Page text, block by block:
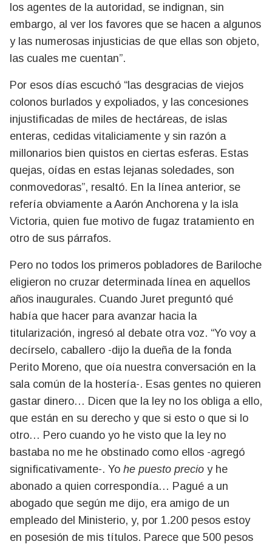
los agentes de la autoridad, se indignan, sin
embargo, al ver los favores que se hacen a algunos
y las numerosas injusticias de que ellas son objeto,
las cuales me cuentan”.
Por esos días escuchó “las desgracias de viejos
colonos burlados y expoliados, y las concesiones
injustificadas de miles de hectáreas, de islas
enteras, cedidas vitaliciamente y sin razón a
millonarios bien quistos en ciertas esferas. Estas
quejas, oídas en estas lejanas soledades, son
conmovedoras”, resaltó. En la línea anterior, se
refería obviamente a Aarón Anchorena y la isla
Victoria, quien fue motivo de fugaz tratamiento en
otro de sus párrafos.
Pero no todos los primeros pobladores de Bariloche
eligieron no cruzar determinada línea en aquellos
años inaugurales. Cuando Juret preguntó qué
había que hacer para avanzar hacia la
titularización, ingresó al debate otra voz. “Yo voy a
decírselo, caballero -dijo la dueña de la fonda
Perito Moreno, que oía nuestra conversación en la
sala común de la hostería-. Esas gentes no quieren
gastar dinero… Dicen que la ley no los obliga a ello,
que están en su derecho y que si esto o que si lo
otro… Pero cuando yo he visto que la ley no
bastaba no me he obstinado como ellos -agregó
significativamente-. Yo he puesto precio y he
abonado a quien correspondía… Pagué a un
abogado que según me dijo, era amigo de un
empleado del Ministerio, y, por 1.200 pesos estoy
en posesión de mis títulos. Parece que 500 pesos